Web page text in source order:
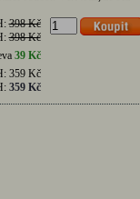
398 Kč
398 Kč
39 Kč
359 Kč
359 Kč